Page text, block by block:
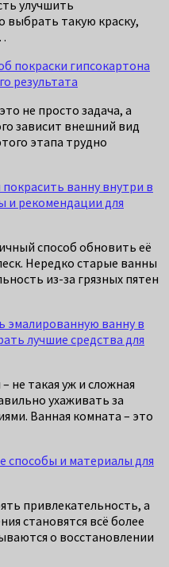
улучшить
такую краску,
покраски гипсокартона
результата
не просто задача, а
зависит внешний вид
этапа трудно
ванну внутри в
и рекомендации для
способ обновить её
Нередко старые ванны
из-за грязных пятен
эмалированную ванну в
лучшие средства для
не такая уж и сложная
ухаживать за
Ванная комната – это
способы и материалы для
привлекательность, а
становятся всё более
о восстановлении